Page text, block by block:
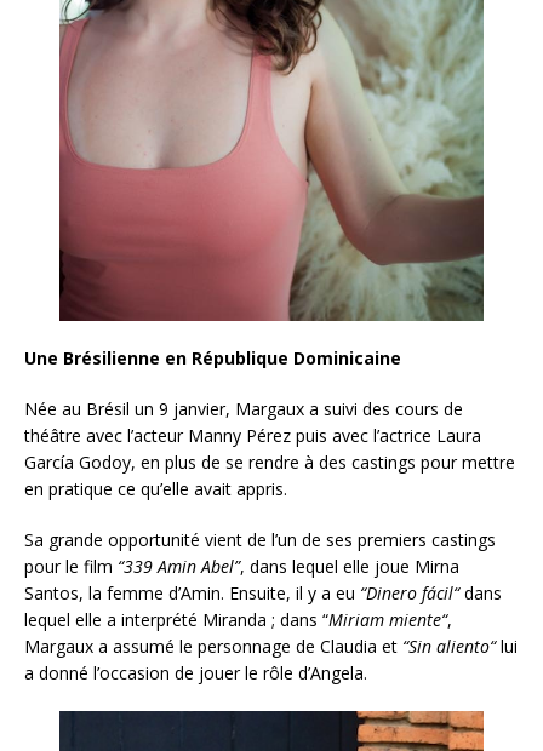
Une Brésilienne en République Dominicaine
Née au Brésil un 9 janvier, Margaux a suivi des cours de
théâtre avec l’acteur Manny Pérez puis avec l’actrice Laura
García Godoy, en plus de se rendre à des castings pour mettre
en pratique ce qu’elle avait appris.
Sa grande opportunité vient de l’un de ses premiers castings
pour le film “339 Amin Abel”, dans lequel elle joue Mirna
Santos, la femme d’Amin. Ensuite, il y a eu “Dinero fácil“dans
lequel elle a interprété Miranda ; dans “Miriam miente“,
Margaux a assumé le personnage de Claudia et “Sin aliento“lui
a donné l’occasion de jouer le rôle d’Angela.